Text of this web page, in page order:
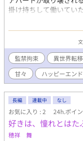
掛け持ちして働いてい
ら落ち、気づいたら深
れ、男の家で監禁され
た人がいて…… 異世界
年大学生と、彼をひと
ラブストーリー。 そこ
つけます。
監禁拘束 異世界転移
甘々
ハッピーエンド
長編 連載中 なし
お気に入り : 2 24h.ポイ
好きは、憧れとはた
穂祥 舞